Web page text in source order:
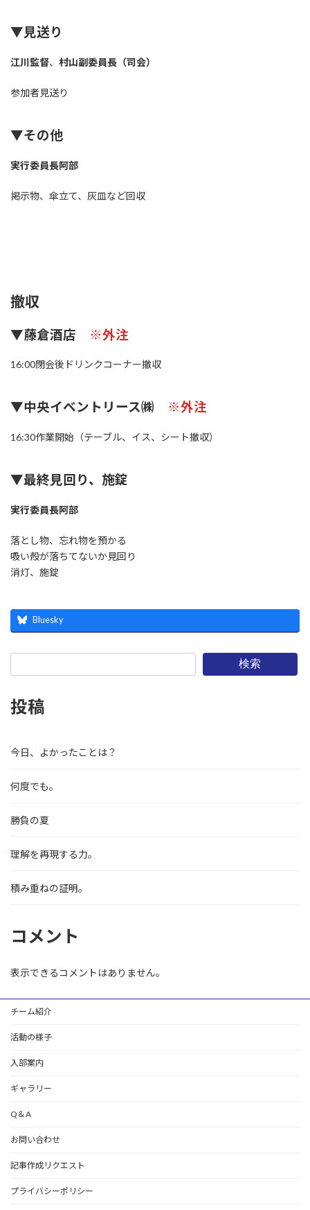
▼見送り
江川監督、 村山副委員長（司会）
参加者見送り
▼その他
実行委員長阿部
掲示物、傘立て、灰皿など回収
撤収
▼藤倉酒店 ※外注
16:00閉会後ドリンクコーナー撤収
▼中央イベントリース㈱ ※外注
16:30作業開始（テーブル、イス、シート撤収）
▼最終見回り、施錠
実行委員長阿部
落とし物、忘れ物を預かる
吸い殻が落ちてないか見回り
消灯、施錠
Bluesky
検索
投稿
今日、よかったことは？
何度でも。
勝負の夏
理解を再現する力。
積み重ねの証明。
コメント
表示できるコメントはありません。
チーム紹介
活動の様子
入部案内
ギャラリー
Q＆A
お問い合わせ
記事作成リクエスト
プライバシーポリシー